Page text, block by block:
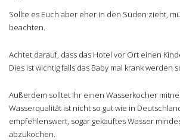
Sollte es Euch aber eher in den Süden zieht,
beachten.
Achtet darauf, dass das Hotel vor Ort einen
Dies ist wichtig falls das Baby mal krank werden
Außerdem solltet Ihr einen Wasserkocher
Wasserqualität ist nicht so gut wie in
empfehlenswert, sogar gekauftes Wasser
abzukochen.